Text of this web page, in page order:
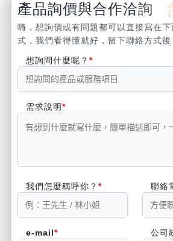
產品詢價與合作洽詢
嗨，想詢價或有問題都可以直接寫在
式，我們看得懂就好，留下聯絡方式
想詢問什麼呢？
需求說明
我們怎麼稱呼你？ 聯絡
e-mail 公司